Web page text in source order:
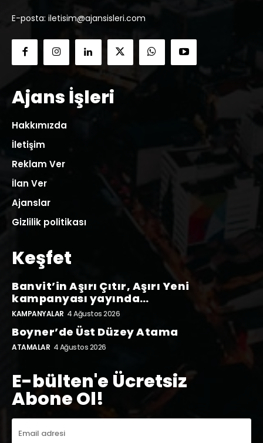
E-posta: iletisim@ajansisleri.com
Ajans İşleri
Hakkımızda
İletişim
Reklam Ver
İlan Ver
Ajanslar
Gizlilik politikası
Keşfet
Banvit’in Aşırı Çıtır, Aşırı Yeni
kampanyası yayında…
KAMPANYALAR 4 Ağustos 2026
Boyner’de Üst Düzey Atama
ATAMALAR 4 Ağustos 2026
E-bülten'e Ücretsiz
Abone Ol!